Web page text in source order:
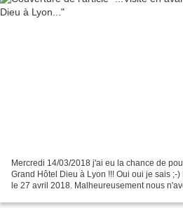
Mercredi 14/03/2018 j'ai eu la chance de
Grand Hôtel Dieu à Lyon !!! Oui oui je sais ;-
le 27 avril 2018. Malheureusement nous